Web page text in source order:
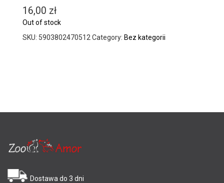
16,00 zł
Out of stock
SKU: 5903802470512 Category: Bez kategorii
Dostawa do 3 dni